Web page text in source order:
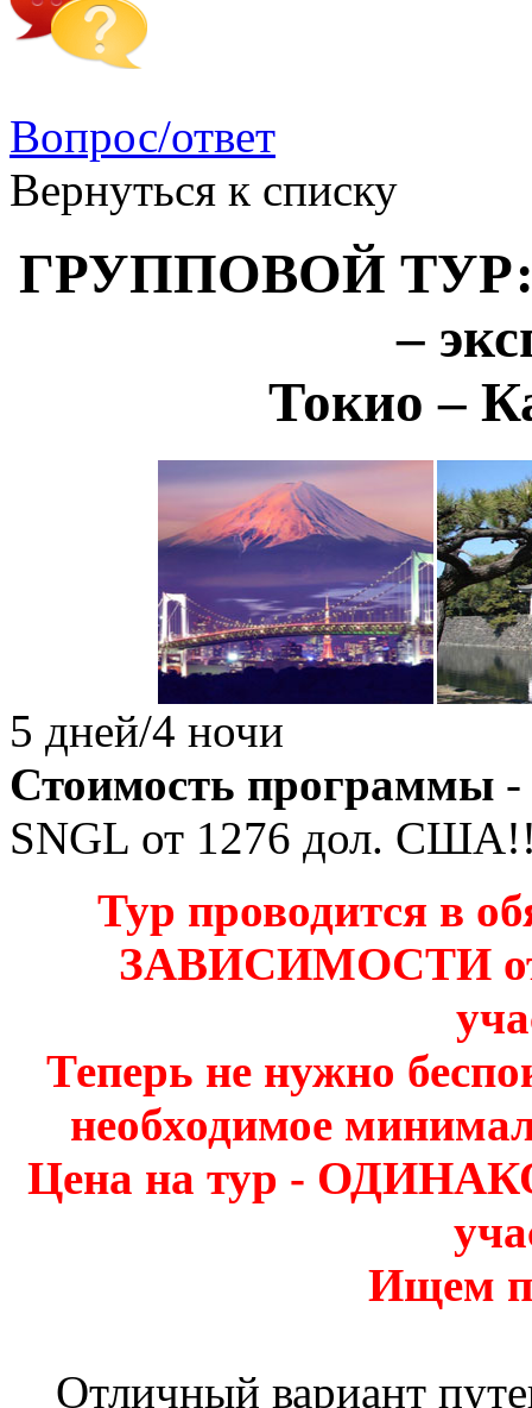
Вопрос/ответ
Вернуться к списку
ГРУППОВОЙ ТУР:
–
Токио –
5 дней/4 ночи
Стоимость программы -
SNGL от 1276 дол.
Тур проводится в
ЗАВИСИМОСТИ от
Теперь не нужно
необходимое
Цена на тур -
Ищем
Отличный вариант